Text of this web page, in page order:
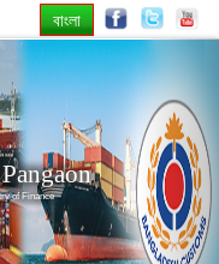
বাংলা
of Finance